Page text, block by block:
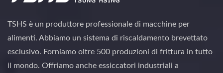
TSHS è un produttore professionale di macchine per
alimenti. Abbiamo un sistema di riscaldamento brevettato
esclusivo. Forniamo oltre 500 produzioni di frittura in tutto
il mondo. Offriamo anche essiccatori industriali a